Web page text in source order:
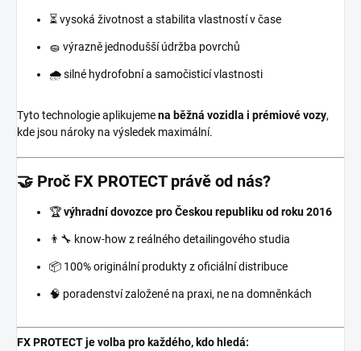
⏳ vysoká životnost a stabilita vlastností v čase
🧽 výrazně jednodušší údržba povrchů
🌧️ silné hydrofobní a samočisticí vlastnosti
Tyto technologie aplikujemena běžná vozidla i prémiové vozy,
kde jsou nároky na výsledek maximální.
🤝 Proč FX PROTECT právě od nás?
🏆výhradní dovozce pro Českou republiku od roku 2016
👨‍🔧 know-how z reálného detailingového studia
📦 100% originální produkty z oficiální distribuce
🧠 poradenství založené na praxi, ne na domněnkách
FX PROTECT je volba pro každého, kdo hledá: